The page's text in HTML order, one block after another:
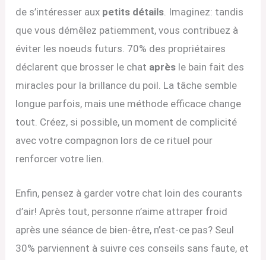
de s’intéresser aux petits détails . Imaginez: tandis
que vous démêlez patiemment, vous contribuez à
éviter les noeuds futurs. 70% des propriétaires
déclarent que brosser le chat après le bain fait des
miracles pour la brillance du poil. La tâche semble
longue parfois, mais une méthode efficace change
tout. Créez, si possible, un moment de complicité
avec votre compagnon lors de ce rituel pour
renforcer votre lien.
Enfin, pensez à garder votre chat loin des courants
d’air! Après tout, personne n’aime attraper froid
après une séance de bien-être, n’est-ce pas? Seul
30% parviennent à suivre ces conseils sans faute, et